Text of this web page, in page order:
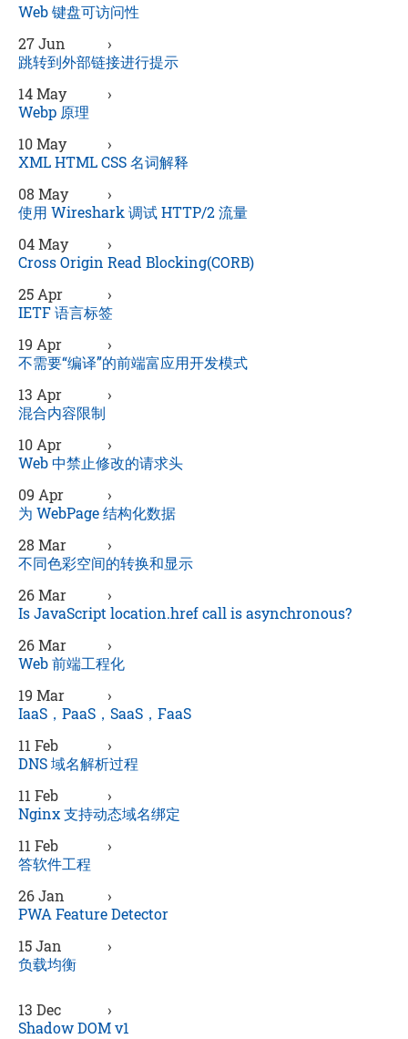
Web 键盘可访问性
27 Jun
›
跳转到外部链接进行提示
14 May
›
Webp 原理
10 May
›
XML HTML CSS 名词解释
08 May
›
使用 Wireshark 调试 HTTP/2 流量
04 May
›
Cross Origin Read Blocking(CORB)
25 Apr
›
IETF 语言标签
19 Apr
›
不需要“编译”的前端富应用开发模式
13 Apr
›
混合内容限制
10 Apr
›
Web 中禁止修改的请求头
09 Apr
›
为 WebPage 结构化数据
28 Mar
›
不同色彩空间的转换和显示
26 Mar
›
Is JavaScript location.href call is asynchronous?
26 Mar
›
Web 前端工程化
19 Mar
›
IaaS，PaaS，SaaS，FaaS
11 Feb
›
DNS 域名解析过程
11 Feb
›
Nginx 支持动态域名绑定
11 Feb
›
答软件工程
26 Jan
›
PWA Feature Detector
15 Jan
›
负载均衡
13 Dec
›
Shadow DOM v1